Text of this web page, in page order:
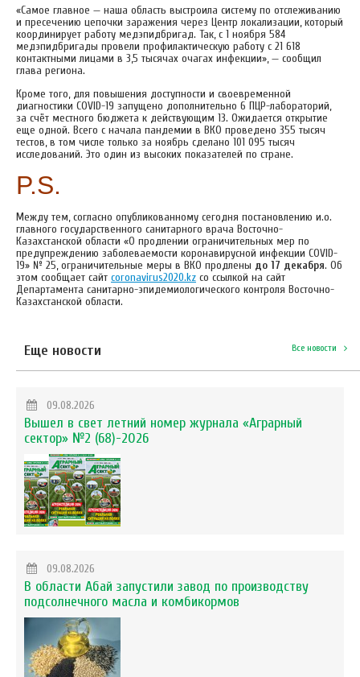
«Самое главное — наша область выстроила систему по отслеживанию
и пресечению цепочки заражения через Центр локализации, который
координирует работу медэпидбригад. Так, с 1 ноября 584
медэпидбригады провели профилактическую работу с 21 618
контактными лицами в 3,5 тысячах очагах инфекции», — сообщил
глава региона.
Кроме того, для повышения доступности и своевременной
диагностики COVID-19 запущено дополнительно 6 ПЦР-лабораторий,
за счёт местного бюджета к действующим 13. Ожидается открытие
еще одной. Всего с начала пандемии в ВКО проведено 355 тысяч
тестов, в том числе только за ноябрь сделано 101 095 тысяч
исследований. Это один из высоких показателей по стране.
P.S.
Между тем, согласно опубликованному сегодня постановлению и.о.
главного государственного санитарного врача Восточно-
Казахстанской области «О продлении ограничительных мер по
предупреждению заболеваемости коронавирусной инфекции CОVІD-
19» № 25, ограничительные меры в ВКО продлены до 17 декабря. Об
этом сообщает сайт coronavirus2020.kz со ссылкой на сайт
Департамента санитарно-эпидемиологического контроля Восточно-
Казахстанской области.
Еще новости Все новости
09.08.2026
Вышел в свет летний номер журнала «Аграрный
сектор» №2 (68)-2026
09.08.2026
В области Абай запустили завод по производству
подсолнечного масла и комбикормов